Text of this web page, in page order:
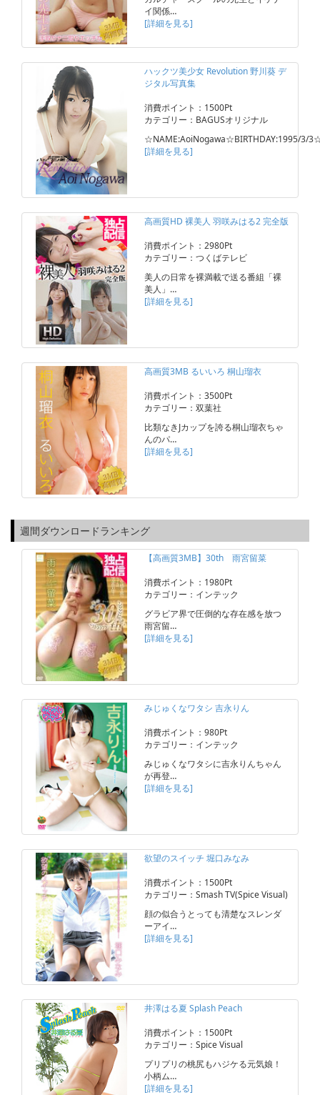
イ関係…
[詳細を見る]
ハックツ美少女 Revolution 野川葵 デ
ジタル写真集
消費ポイント：1500Pt
カテゴリー：BAGUSオリジナル
☆NAME:AoiNogawa☆BIRTHDAY:1995/3/
[詳細を見る]
高画質HD 裸美人 羽咲みはる2 完全版
消費ポイント：2980Pt
カテゴリー：つくばテレビ
美人の日常を裸満載で送る番組「裸
美人」…
[詳細を見る]
高画質3MB るいいろ 桐山瑠衣
消費ポイント：3500Pt
カテゴリー：双葉社
比類なきJカップを誇る桐山瑠衣ちゃ
んのパ…
[詳細を見る]
週間ダウンロードランキング
【高画質3MB】30th 雨宮留菜
消費ポイント：1980Pt
カテゴリー：インテック
グラビア界で圧倒的な存在感を放つ
雨宮留…
[詳細を見る]
みじゅくなワタシ 吉永りん
消費ポイント：980Pt
カテゴリー：インテック
みじゅくなワタシに吉永りんちゃん
が再登…
[詳細を見る]
欲望のスイッチ 堀口みなみ
消費ポイント：1500Pt
カテゴリー：Smash TV(Spice Visual)
顔の似合うとっても清楚なスレンダ
ーアイ…
[詳細を見る]
井澤はる夏 Splash Peach
消費ポイント：1500Pt
カテゴリー：Spice Visual
プリプリの桃尻もハジケる元気娘！
小柄ム…
[詳細を見る]